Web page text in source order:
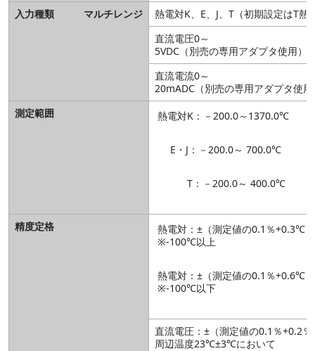
入力種類 マルチレンジ
熱電対K、E、J、T（初期設定はT熱
直流電圧0～
5VDC（別売の専用アダプタ使用）
直流電流0～
20mADC（別売の専用アダプタ使
測定範囲
熱電対K：－200.0～1370.0℃
E・J：－200.0～ 700.0℃
T：－200.0～ 400.0℃
精度定格
熱電対：±（測定値の0.1％+0.3℃）
※-100℃以上
熱電対：±（測定値の0.1％+0.6℃）
※-100℃以下
直流電圧：±（測定値の0.1％+0.2
周辺温度23℃±3℃において